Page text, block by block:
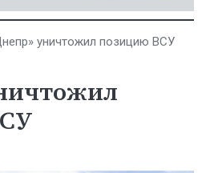
уничтожил позицию ВСУ